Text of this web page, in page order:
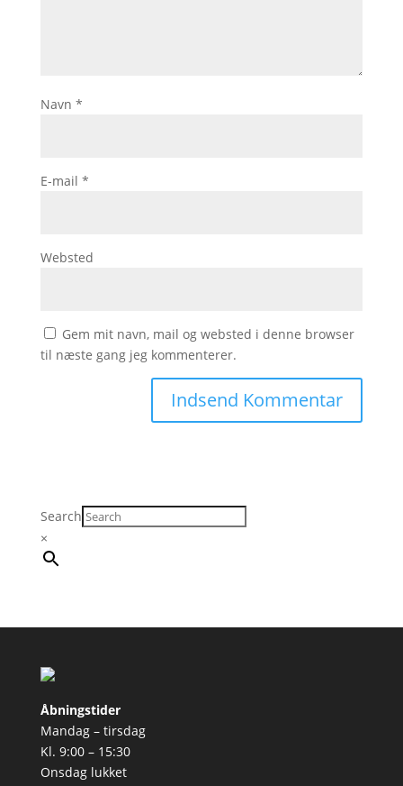
Navn *
E-mail *
Websted
Gem mit navn, mail og websted i denne browser
til næste gang jeg kommenterer.
Search
×
Åbningstider
Mandag – tirsdag
Kl. 9:00 – 15:30
Onsdag lukket